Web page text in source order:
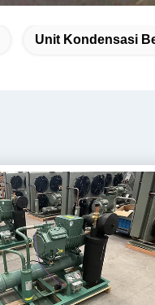
Unit Kondensasi